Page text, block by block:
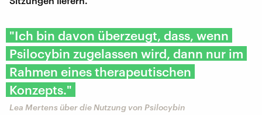
"Ich bin davon überzeugt, dass, wenn
Psilocybin zugelassen wird, dann nur im
Rahmen eines therapeutischen
Konzepts."
Lea Mertens über die Nutzung von Psilocybin